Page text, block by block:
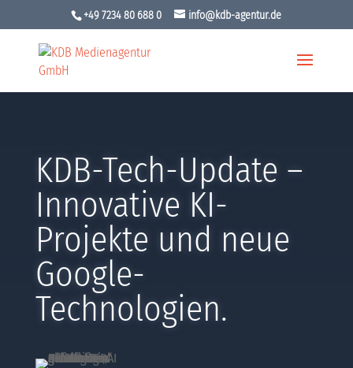
+49 7234 80 688 0 info@kdb-agentur.de
KDB-Tech-Update –
Innovative KI-
Projekte und neue
Google-
Technologien.